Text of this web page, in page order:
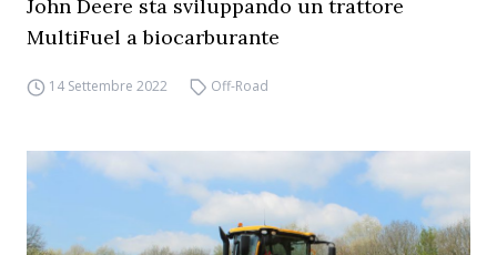
John Deere sta sviluppando un trattore
MultiFuel a biocarburante
14 Settembre 2022 Off-Road